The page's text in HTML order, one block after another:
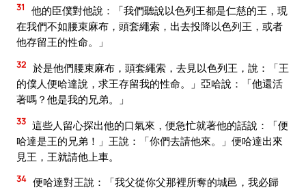
31
他的臣僕對他說：「我們聽說以色列王都是仁慈的王，現
在我們不如腰束麻布，頭套繩索，出去投降以色列王，或者
他存留王的性命。」
32 於是他們腰束麻布，頭套繩索，去見以色列王，說：「王
的僕人便哈達說，求王存留我的性命。」亞哈說：「他還活
著嗎？他是我的兄弟。」
33 這些人留心探出他的口氣來，便急忙就著他的話說：「便
哈達是王的兄弟！」王說：「你們去請他來。」便哈達出來
見王，王就請他上車。
34 便哈達對王說：「我父從你父那裡所奪的城邑，我必歸